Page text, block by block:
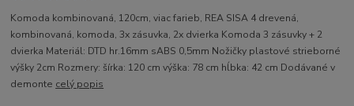
Komoda kombinovaná, 120cm, viac farieb, REA SISA 4 drevená,
kombinovaná, komoda, 3x zásuvka, 2x dvierka Komoda 3 zásuvky + 2
dvierka Materiál: DTD hr.16mm sABS 0,5mm Nožičky plastové strieborné
výšky 2cm Rozmery: šírka: 120 cm výška: 78 cm hĺbka: 42 cm Dodávané v
demonte celý popis